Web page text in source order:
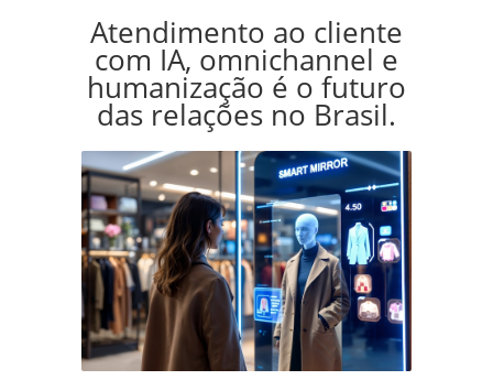
Atendimento ao cliente
com IA, omnichannel e
humanização é o futuro
das relações no Brasil.